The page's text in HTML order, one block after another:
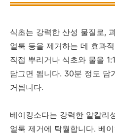
식초는 강력한 산성 물질로,
얼룩 등을 제거하는 데 효과
직접 뿌리거나 식초와 물을
담그면 됩니다. 30분 정도 담
거됩니다.
베이킹소다는 강력한 알칼리
얼룩 제거에 탁월합니다. 베